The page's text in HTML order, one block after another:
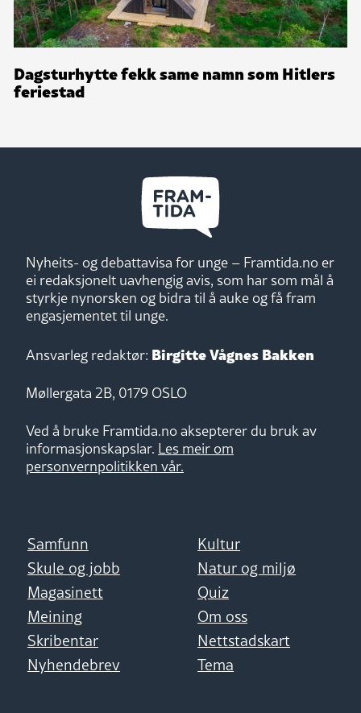
Dagsturhytte fekk same namn som Hitlers
feriestad
Nyheits- og debattavisa for unge – Framtida.no er
ei redaksjonelt uavhengig avis, som har som mål å
styrkje nynorsken og bidra til å auke og få fram
engasjementet til unge.
Ansvarleg redaktør: Birgitte Vågnes Bakken
Møllergata 2B, 0179 OSLO
Ved å bruke Framtida.no aksepterer du bruk av
informasjonskapslar. Les meir om
personvernpolitikken vår.
Samfunn
Kultur
Skule og jobb
Natur og miljø
Magasinett
Quiz
Meining
Om oss
Skribentar
Nettstadskart
Nyhendebrev
Tema